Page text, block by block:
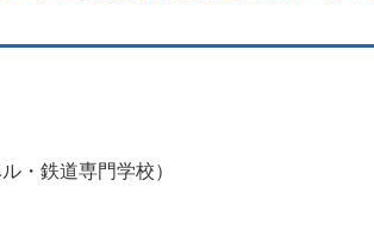
・鉄道専門学校）